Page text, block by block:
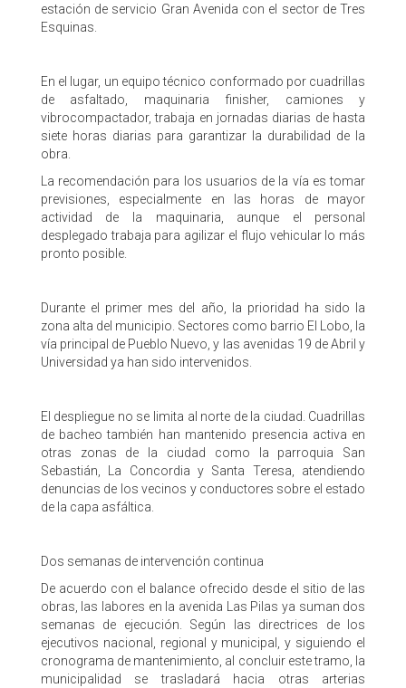
estación de servicio Gran Avenida con el sector de Tres
Esquinas.
En el lugar, un equipo técnico conformado por cuadrillas
de asfaltado, maquinaria finisher, camiones y
vibrocompactador, trabaja en jornadas diarias de hasta
siete horas diarias para garantizar la durabilidad de la
obra.
La recomendación para los usuarios de la vía es tomar
previsiones, especialmente en las horas de mayor
actividad de la maquinaria, aunque el personal
desplegado trabaja para agilizar el flujo vehicular lo más
pronto posible.
Durante el primer mes del año, la prioridad ha sido la
zona alta del municipio. Sectores como barrio El Lobo, la
vía principal de Pueblo Nuevo, y las avenidas 19 de Abril y
Universidad ya han sido intervenidos.
El despliegue no se limita al norte de la ciudad. Cuadrillas
de bacheo también han mantenido presencia activa en
otras zonas de la ciudad como la parroquia San
Sebastián, La Concordia y Santa Teresa, atendiendo
denuncias de los vecinos y conductores sobre el estado
de la capa asfáltica.
Dos semanas de intervención continua
De acuerdo con el balance ofrecido desde el sitio de las
obras, las labores en la avenida Las Pilas ya suman dos
semanas de ejecución. Según las directrices de los
ejecutivos nacional, regional y municipal, y siguiendo el
cronograma de mantenimiento, al concluir este tramo, la
municipalidad se trasladará hacia otras arterias